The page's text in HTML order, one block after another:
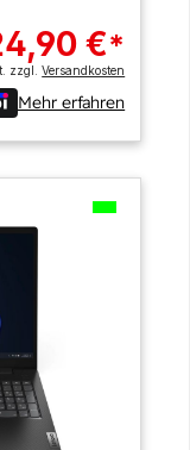
€*
zzgl.Versandkosten
Mehr erfahren